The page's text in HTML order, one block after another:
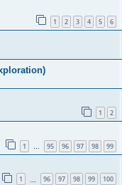
1 2 3 4 5 6
1 2
1 … 95 96 97 98 99
1 96 97 98 99 100